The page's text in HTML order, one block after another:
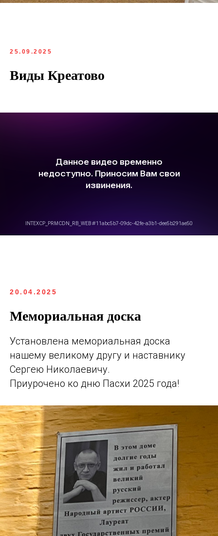
25.09.2025
Виды Креатово
20.04.2025
Мемориальная доска
Установлена мемориальная доска
нашему великому другу и наставнику
Сергею Николаевичу.
Приурочено ко дню Пасхи 2025 года!